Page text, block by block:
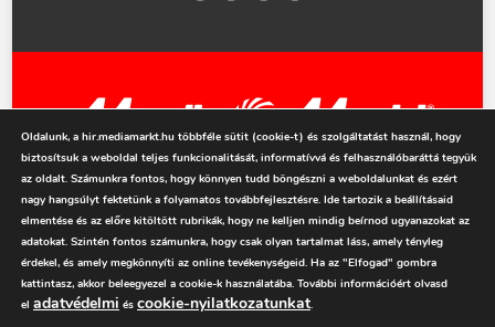
mediamarkt.hu
Oldalunk, a hir.mediamarkt.hu többféle sütit (cookie-t) és szolgáltatást használ, hogy
biztosítsuk a weboldal teljes funkcionalitását, informatívvá és felhasználóbaráttá tegyük
az oldalt. Számunkra fontos, hogy könnyen tudd böngészni a weboldalunkat és ezért
nagy hangsúlyt fektetünk a folyamatos továbbfejlesztésre. Ide tartozik a beállításaid
elmentése és az előre kitöltött rubrikák, hogy ne kelljen mindig beírnod ugyanazokat az
adatokat. Szintén fontos számunkra, hogy csak olyan tartalmat láss, amely tényleg
érdekel, és amely megkönnyíti az online tevékenységeid. Ha az "Elfogad" gombra
kattintasz, akkor beleegyezel a cookie-k használatába. További információért olvasd
el adatvédelmi és cookie-nyilatkozatunkat.